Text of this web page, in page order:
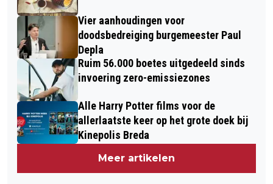
Vier aanhoudingen voor
doodsbedreiging burgemeester Paul
Depla
Ruim 56.000 boetes uitgedeeld sinds
invoering zero-emissiezones
Alle Harry Potter films voor de
allerlaatste keer op het grote doek bij
Kinepolis Breda
Meer artikelen